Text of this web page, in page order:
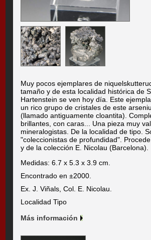
Muy pocos ejemplares de
tamaño y de esta localidad histórica de
Hartenstein se ven hoy día. Este
un rico grupo de cristales de este
(llamado antiguamente cloantita).
brillantes, con caras... Una pieza muy
mineralogistas. De la localidad de tipo.
"coleccionistas de profundidad".
y de la colección E. Nicolau (Barcelona).
Medidas: 6.7 x 5.3 x 3.9 cm.
Encontrado en ±2000.
Ex. J. Viñals, Col. E. Nicolau.
Localidad Tipo
Más información